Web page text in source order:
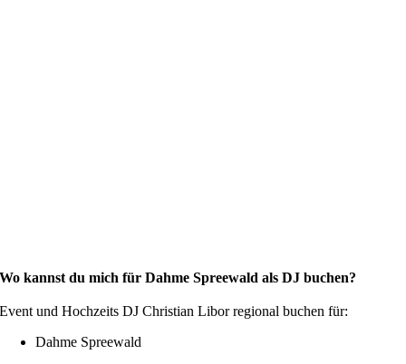
Wo kannst du mich für Dahme Spreewald als DJ buchen?
Event und Hochzeits DJ Christian Libor regional buchen für:
Dahme Spreewald